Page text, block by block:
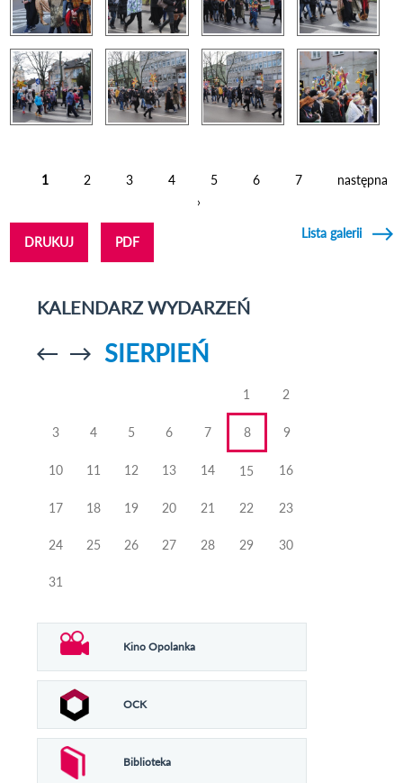
1 2 3 4 5 6 7
następna
›
DRUKUJ PDF
Lista galerii
KALENDARZ WYDARZEŃ
Przejdź doPrzejdź do
SIERPIEŃ
1 2
3 4 5 6 7 8 9
10 11 12 13 14 15 16
17 18 19 20 21 22 23
24 25 26 27 28 29 30
31
Kino Opolanka
OCK
Biblioteka